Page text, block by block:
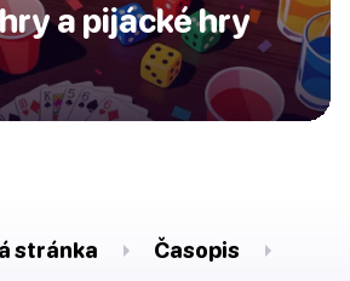
a pijácké hry
stránka
Časopis